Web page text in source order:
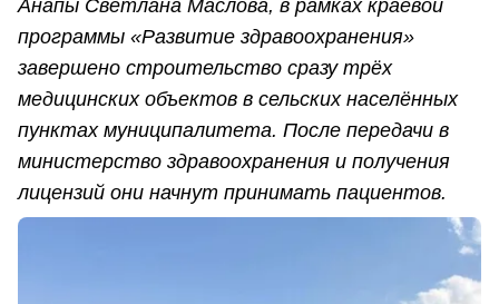
Анапы Светлана Маслова, в рамках краевой
программы «Развитие здравоохранения»
завершено строительство сразу трёх
медицинских объектов в сельских населённых
пунктах муниципалитета. После передачи в
министерство здравоохранения и получения
лицензий они начнут принимать пациентов.